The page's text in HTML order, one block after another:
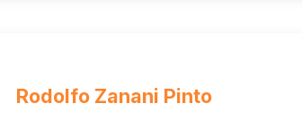
Rodolfo Zanani Pinto